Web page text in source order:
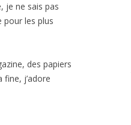
je ne sais pas
pour les plus
des papiers
j’adore